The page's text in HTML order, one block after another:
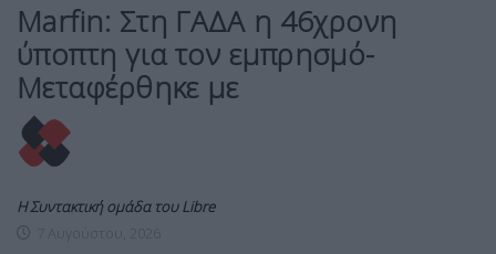
Marfin: Στη ΓΑΔΑ η 46χρονη
ύποπτη για τον εμπρησμό-
Μεταφέρθηκε με
Η Συντακτική ομάδα του Libre